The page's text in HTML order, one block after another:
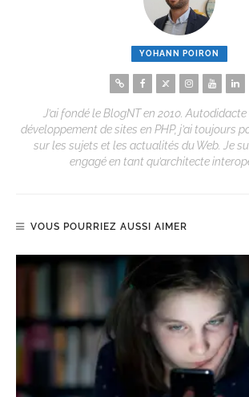
YOHANN POIRON
J’ai fondé le BlogNT en 2010.
développement de sites en PHP, j’ai toujours
sur les sujets et les actualités du Web. Je
engagé en tant qu’architecte
VOUS POURRIEZ AUSSI AIMER